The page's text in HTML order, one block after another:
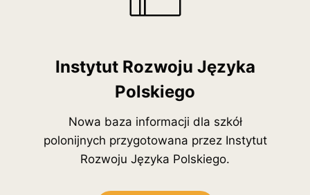
Instytut Rozwoju Języka
Polskiego
Nowa baza informacji dla szkół
polonijnych przygotowana przez Instytut
Rozwoju Języka Polskiego.